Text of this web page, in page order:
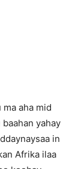
aha mid
yahay
in
Afrika ilaa